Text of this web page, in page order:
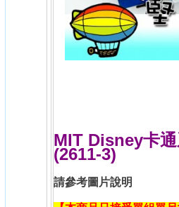
MIT Disney卡
(2611-3)
請參考圖片說明